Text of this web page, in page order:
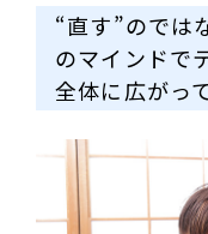
“直す”のでは
のマインドで
全体に広がっ